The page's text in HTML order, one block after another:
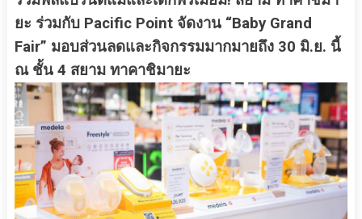
ยะ ร่วมกับ Pacific Point จัดงาน “Baby Grand
Fair” มอบส่วนลดและกิจกรรมมากมายถึง 30 มิ.ย. นี้
ณ ชั้น 4 สยาม ทาคาชิมายะ